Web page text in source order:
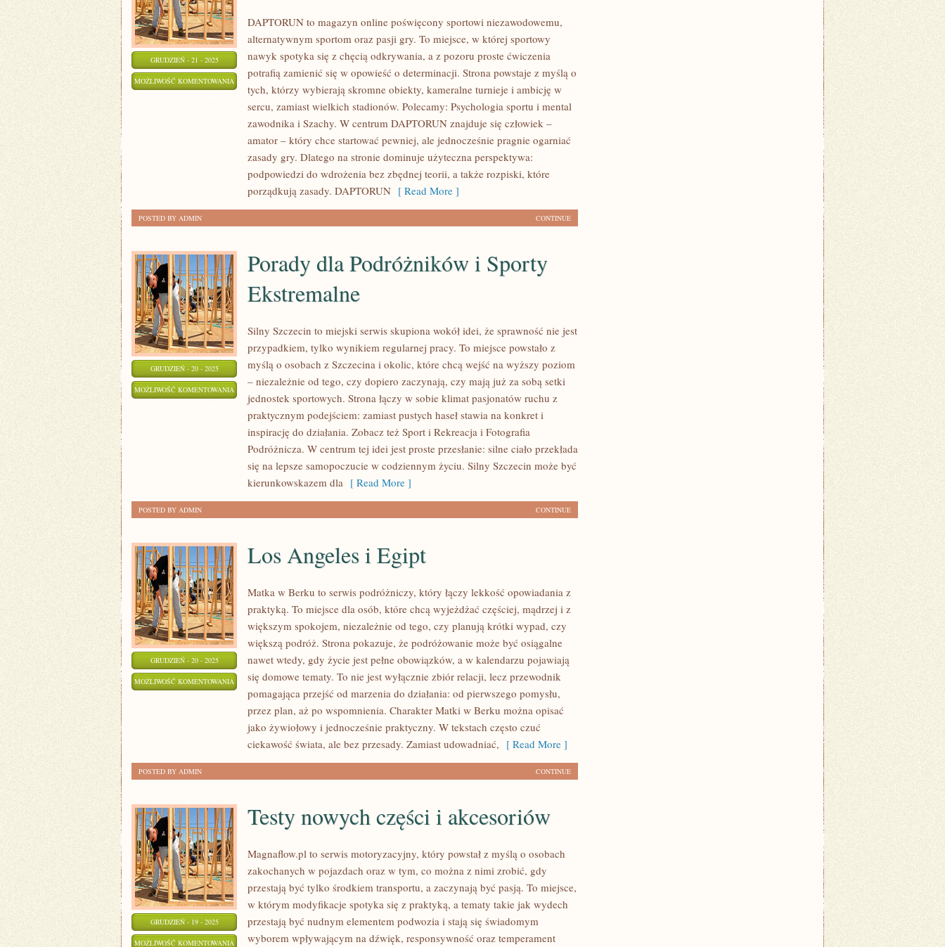
GRUDZIEŃ - 21 - 2025
MOŻLIWOŚĆ KOMENTOWANIA SURFING
DAPTORUN to magazyn online poświęcony sportowi niezawodowemu,
alternatywnym sportom oraz pasji gry. To miejsce, w której sportowy
nawyk spotyka się z chęcią odkrywania, a z pozoru proste ćwiczenia
potrafią zamienić się w opowieść o determinacji. Strona powstaje z myślą o
tych, którzy wybierają skromne obiekty, kameralne turnieje i ambicję w
sercu, zamiast wielkich stadionów. Polecamy: Psychologia sportu i mental
zawodnika i Szachy. W centrum DAPTORUN znajduje się człowiek –
amator – który chce startować pewniej, ale jednocześnie pragnie ogarniać
zasady gry. Dlatego na stronie dominuje użyteczna perspektywa:
podpowiedzi do wdrożenia bez zbędnej teorii, a także rozpiski, które
porządkują zasady. DAPTORUN [ Read More ]
CONTINUE
POSTED BY ADMIN
GRUDZIEŃ - 20 - 2025
MOŻLIWOŚĆ KOMENTOWANIA
DLA
PODRÓŻNIKÓW
Porady dla Podróżników i Sporty
Ekstremalne
Silny Szczecin to miejski serwis skupiona wokół idei, że sprawność nie jest
przypadkiem, tylko wynikiem regularnej pracy. To miejsce powstało z
myślą o osobach z Szczecina i okolic, które chcą wejść na wyższy poziom
– niezależnie od tego, czy dopiero zaczynają, czy mają już za sobą setki
jednostek sportowych. Strona łączy w sobie klimat pasjonatów ruchu z
praktycznym podejściem: zamiast pustych haseł stawia na konkret i
inspirację do działania. Zobacz też Sport i Rekreacja i Fotografia
Podróżnicza. W centrum tej idei jest proste przesłanie: silne ciało przekłada
się na lepsze samopoczucie w codziennym życiu. Silny Szczecin może być
kierunkowskazem dla [ Read More ]
CONTINUE
POSTED BY ADMIN
GRUDZIEŃ - 20 - 2025
MOŻLIWOŚĆ KOMENTOWANIA
ANGELES
EGIPT
Los Angeles i Egipt
Matka w Berku to serwis podróżniczy, który łączy lekkość opowiadania z
praktyką. To miejsce dla osób, które chcą wyjeżdżać częściej, mądrzej i z
większym spokojem, niezależnie od tego, czy planują krótki wypad, czy
większą podróż. Strona pokazuje, że podróżowanie może być osiągalne
nawet wtedy, gdy życie jest pełne obowiązków, a w kalendarzu pojawiają
się domowe tematy. To nie jest wyłącznie zbiór relacji, lecz przewodnik
pomagająca przejść od marzenia do działania: od pierwszego pomysłu,
przez plan, aż po wspomnienia. Charakter Matki w Berku można opisać
jako żywiołowy i jednocześnie praktyczny. W tekstach często czuć
ciekawość świata, ale bez przesady. Zamiast udowadniać, [ Read More ]
CONTINUE
POSTED BY ADMIN
GRUDZIEŃ - 19 - 2025
MOŻLIWOŚĆ KOMENTOWANIA TESTY
Testy nowych części i akcesoriów
Magnaflow.pl to serwis motoryzacyjny, który powstał z myślą o osobach
zakochanych w pojazdach oraz w tym, co można z nimi zrobić, gdy
przestają być tylko środkiem transportu, a zaczynają być pasją. To miejsce,
w którym modyfikacje spotyka się z praktyką, a tematy takie jak wydech
przestają być nudnym elementem podwozia i stają się świadomym
wyborem wpływającym na dźwięk, responsywność oraz temperament